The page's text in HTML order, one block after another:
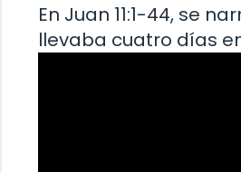
En Juan 11:1-44, se
llevaba cuatro días